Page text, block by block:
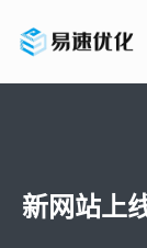
新网站上